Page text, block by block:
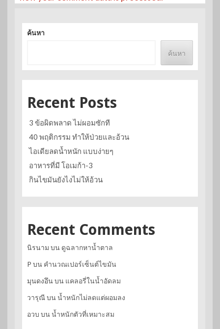
ค้นหา
ค้นหา
Recent Posts
3 ข้อผิดพลาด ไม่ผอมซักที
40 พฤติกรรม ทำให้ป่วยและอ้วน
ไอเดียลดน้ำหนัก แบบง่ายๆ
อาหารที่มี โอเมก้า-3
กินไขมันยังไงไม่ให้อ้วน
Recent Comments
นิรนาม บน ดูฉลากหาน้ำตาล
P บน คำนวณเปอร์เซ็นต์ไขมัน
มุนดงอึน บน แคลอรี่ในน้ำอัดลม
วารุณีบน น้ำหนักไม่ลดแต่ผอมลง
อวบ บน น้ำหนักตัวที่เหมาะสม